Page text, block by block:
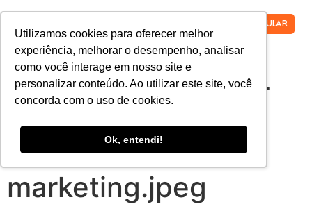
Utilizamos cookies para oferecer melhor
experiência, melhorar o desempenho, analisar
como você interage em nosso site e
personalizar conteúdo. Ao utilizar este site, você
concorda com o uso de cookies.
Ok, entendi!
VESTIBULAR
entenda-a-relacao-
entre-as-areas-de-
administracao-e-
marketing.jpeg